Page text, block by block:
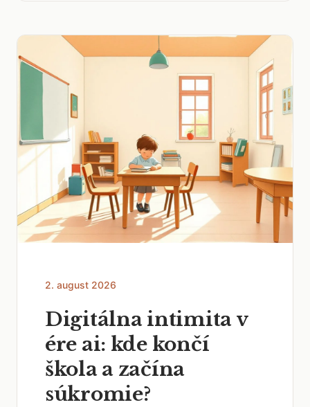
2. august 2026
Digitálna intimita v
ére ai: kde končí
škola a začína
súkromie?